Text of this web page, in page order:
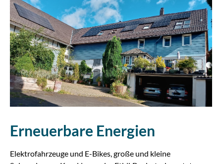
Erneuerbare Energien
Elektrofahrzeuge und E-Bikes, große und kleine